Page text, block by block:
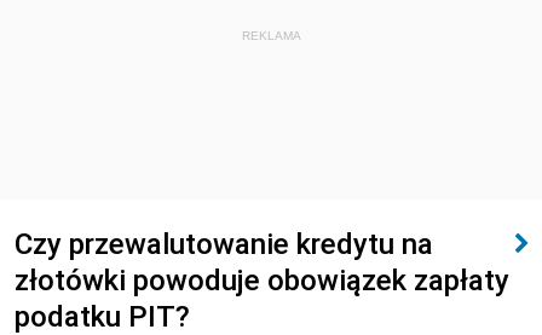
REKLAMA
Czy przewalutowanie kredytu na
złotówki powoduje obowiązek zapłaty
podatku PIT?